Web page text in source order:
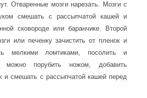
Отваренные мозги нарезать. Мозги с
смешать с рассыпчатой кашей и
сковороде или баранчике. Второй
или печенку зачистить от пленок и
мелкими ломтиками, посолить и
можно порубить ножом, добавить
и смешать с рассыпчатой кашей перед